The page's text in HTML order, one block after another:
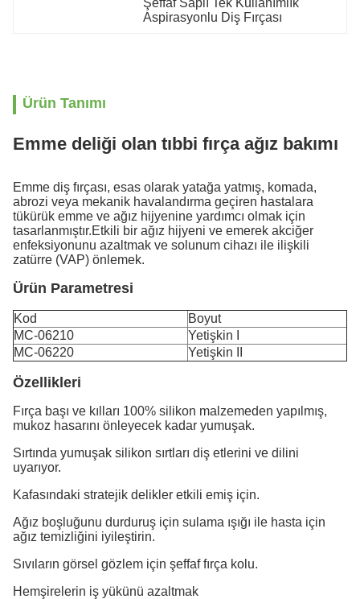
Şeffaf Saplı Tek Kullanımlık
Aspirasyonlu Diş Fırçası
Ürün Tanımı
Emme deliği olan tıbbi fırça ağız bakımı
Emme diş fırçası, esas olarak yatağa yatmış, komada,
abrozi veya mekanik havalandırma geçiren hastalara
tükürük emme ve ağız hijyenine yardımcı olmak için
tasarlanmıştır.Etkili bir ağız hijyeni ve emerek akciğer
enfeksiyonunu azaltmak ve solunum cihazı ile ilişkili
zatürre (VAP) önlemek.
Ürün Parametresi
Kod
Boyut
MC-06210
Yetişkin I
MC-06220
Yetişkin II
Özellikleri
Fırça başı ve kılları 100% silikon malzemeden yapılmış,
mukoz hasarını önleyecek kadar yumuşak.
Sırtında yumuşak silikon sırtları diş etlerini ve dilini
uyarıyor.
Kafasındaki stratejik delikler etkili emiş için.
Ağız boşluğunu durduruş için sulama ışığı ile hasta için
ağız temizliğini iyileştirin.
Sıvıların görsel gözlem için şeffaf fırça kolu.
Hemşirelerin iş yükünü azaltmak